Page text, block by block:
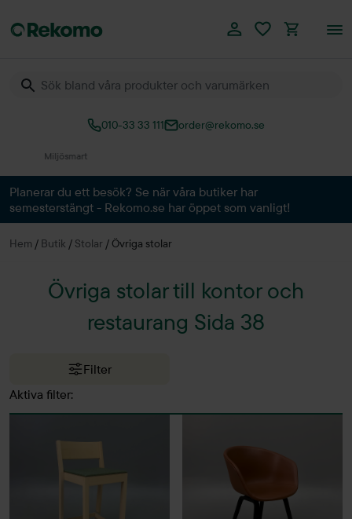
010-33 33 111 order@rekomo.se
Planerar du ett besök? Se när våra butiker har
semesterstängt - Rekomo.se har öppet som vanligt!
Hem / Butik / Stolar / Övriga stolar
Övriga stolar till kontor och
restaurang Sida 38
Filter
Aktiva filter: